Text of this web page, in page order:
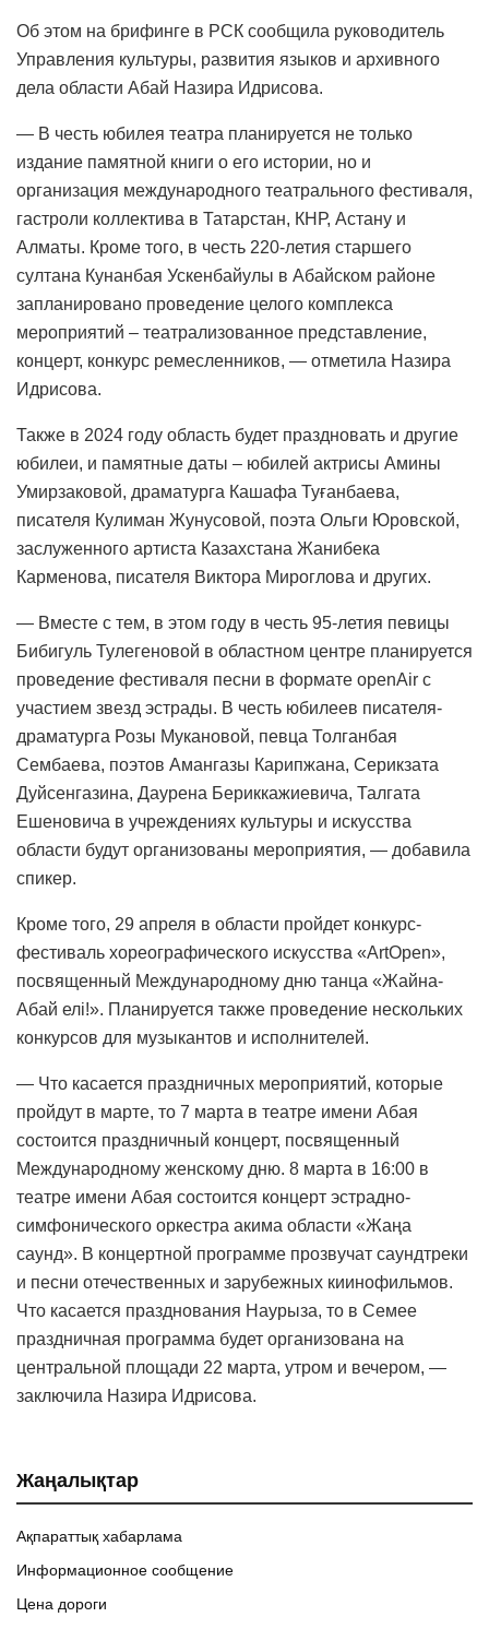
Об этом на брифинге в РСК сообщила руководитель
Управления культуры, развития языков и архивного
дела области Абай Назира Идрисова.
— В честь юбилея театра планируется не только
издание памятной книги о его истории, но и
организация международного театрального фестиваля,
гастроли коллектива в Татарстан, КНР, Астану и
Алматы. Кроме того, в честь 220-летия старшего
султана Кунанбая Ускенбайулы в Абайском районе
запланировано проведение целого комплекса
мероприятий – театрализованное представление,
концерт, конкурс ремесленников, — отметила Назира
Идрисова.
Также в 2024 году область будет праздновать и другие
юбилеи, и памятные даты – юбилей актрисы Амины
Умирзаковой, драматурга Кашафа Туғанбаева,
писателя Кулиман Жунусовой, поэта Ольги Юровской,
заслуженного артиста Казахстана Жанибека
Карменова, писателя Виктора Мироглова и других.
— Вместе с тем, в этом году в честь 95-летия певицы
Бибигуль Тулегеновой в областном центре планируется
проведение фестиваля песни в формате openAir с
участием звезд эстрады. В честь юбилеев писателя-
драматурга Розы Мукановой, певца Толганбая
Сембаева, поэтов Амангазы Карипжана, Серикзата
Дуйсенгазина, Даурена Бериккажиевича, Талгата
Ешеновича в учреждениях культуры и искусства
области будут организованы мероприятия, — добавила
спикер.
Кроме того, 29 апреля в области пройдет конкурс-
фестиваль хореографического искусства «АrtOpen»,
посвященный Международному дню танца «Жайна-
Абай елі!». Планируется также проведение нескольких
конкурсов для музыкантов и исполнителей.
— Что касается праздничных мероприятий, которые
пройдут в марте, то 7 марта в театре имени Абая
состоится праздничный концерт, посвященный
Международному женскому дню. 8 марта в 16:00 в
театре имени Абая состоится концерт эстрадно-
симфонического оркестра акима области «Жаңа
саунд». В концертной программе прозвучат саундтреки
и песни отечественных и зарубежных киинофильмов.
Что касается празднования Наурыза, то в Семее
праздничная программа будет организована на
центральной площади 22 марта, утром и вечером, —
заключила Назира Идрисова.
Жаңалықтар
Ақпараттық хабарлама
Информационное сообщение
Цена дороги